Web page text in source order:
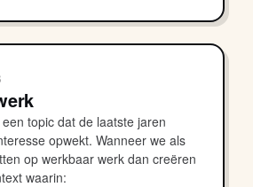
topic dat de laatste jaren
opwekt. Wanneer we als
op werkbaar werk dan creëren
waarin: